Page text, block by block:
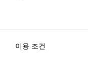
이용 조건